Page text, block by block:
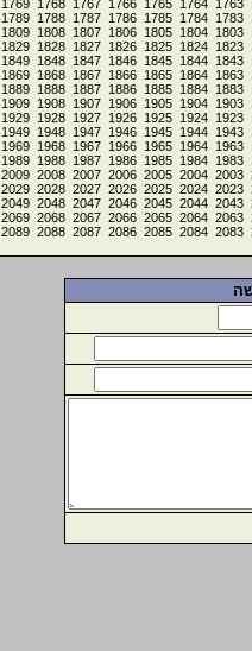
1763
1764
1765
1766
1767
1768
1769
1783
1784
1785
1786
1787
1788
1789
1803
1804
1805
1806
1807
1808
1809
1823
1824
1825
1826
1827
1828
1829
1843
1844
1845
1846
1847
1848
1849
1863
1864
1865
1866
1867
1868
1869
1883
1884
1885
1886
1887
1888
1889
1903
1904
1905
1906
1907
1908
1909
1923
1924
1925
1926
1927
1928
1929
1943
1944
1945
1946
1947
1948
1949
1963
1964
1965
1966
1967
1968
1969
1983
1984
1985
1986
1987
1988
1989
2003
2004
2005
2006
2007
2008
2009
2023
2024
2025
2026
2027
2028
2029
2043
2044
2045
2046
2047
2048
2049
2063
2064
2065
2066
2067
2068
2069
2083
2084
2085
2086
2087
2088
2089